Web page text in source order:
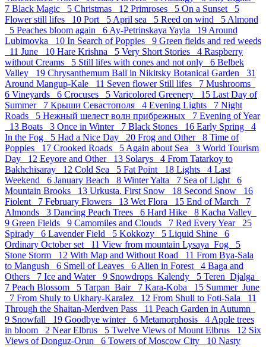
7 Black Magic 5 Christmas 12 Primroses 5 On a Sunset 5
Flower still lifes 10 Port 5 April sea 5 Reed on wind 5 Almond
5 Peaches bloom again 6 Ay-Petrinskaya Yayla 19 Around
Lubimovka 10 In Search of Poppies 9 Green fields and red weeds
11 June 10 Hare Krishna 5 Very Short Stories 4 Raspberry
without Creams 5 Still lifes with cones and not only 6 Belbek
Valley 19 Chrysanthemum Ball in Nikitsky Botanical Garden 31
Around Mangup-Kale 11 Seven flower Still lifes 7 Mushrooms
6 Vineyards 6 Crocuses 5 Varicolored Greenery 15 Last Day of
Summer 7 Крыши Севастополя 4 Evening Lights 7 Night
Roads 5 Нежный шелест волн прибрежных 7 Evening of Year
13 Boats 3 Once in Winter 7 Black Stones 16 Early Spring 4
In the Fog 5 Had a Nice Day 20 Frog and Other 8 Time of
Poppies 17 Crooked Roads 5 Again about Sea 3 World Tourism
Day 12 Eeyore and Other 13 Solarys 4 From Tatarkoy to
Bakhchisaray 12 Cold Sea 5 Fat Point 18 Lights 4 Last
Weekend 6 January Beach 8 Winter Yalta 7 Sea of Light 6
Mountain Brooks 13 Urkusta. First Snow 18 Second Snow 16
Fiolent 7 February Flowers 13 Wet Flora 15 End of March 7
Almonds 3 Dancing Peach Trees 6 Hard Hike 8 Kacha Valley
9 Green Fields 9 Camomiles and Clouds 7 Red Every Year 25
Spirady 6 Lavender Field 5 Kokkozy 5 Liquid Shine 6
Ordinary October set 11 View from mountain Lysaya_Fog 5
Stone Storm 12 With Map and Without Road 11 From Bya-Sala
to Mangush 6 Smell of Leaves 6 Alien in Forest 4 Baga and
Others 7 Ice and Water 9 Snowdrops_Kalendy 5 Teren_Djalga
7 Peach Blossom 5 Tarpan_Bair 7 Kara-Koba 15 Summer_June
7 From Shuly to Ukhary-Karalez 12 From Shuli to Foti-Sala 11
Through the Shaitan-Merdven Pass 11 Peach Garden in Autumn
9 Snowfall 19 Goodbye winter 6 Metamorphosis 4 Apple trees
in bloom 2 Near Elbrus 5 Twelve Views of Mount Elbrus 12 Six
Views of Donguz-Orun 6 Towers of Moscow City 10 Nasty